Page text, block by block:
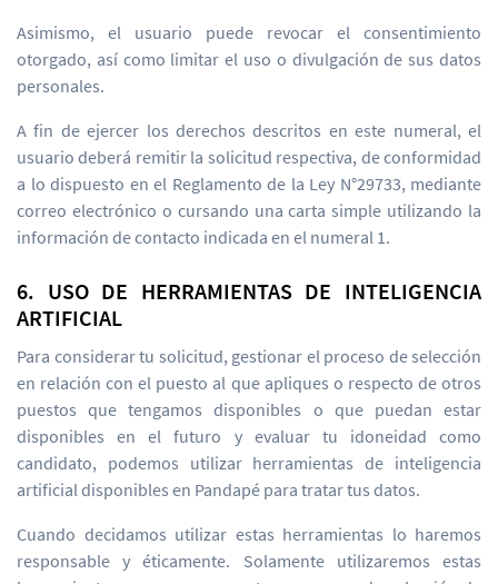
Asimismo, el usuario puede revocar el consentimiento
otorgado, así como limitar el uso o divulgación de sus datos
personales.
A fin de ejercer los derechos descritos en este numeral, el
usuario deberá remitir la solicitud respectiva, de conformidad
a lo dispuesto en el Reglamento de la Ley N°29733, mediante
correo electrónico o cursando una carta simple utilizando la
información de contacto indicada en el numeral 1.
6. USO DE HERRAMIENTAS DE INTELIGENCIA
ARTIFICIAL
Para considerar tu solicitud, gestionar el proceso de selección
en relación con el puesto al que apliques o respecto de otros
puestos que tengamos disponibles o que puedan estar
disponibles en el futuro y evaluar tu idoneidad como
candidato, podemos utilizar herramientas de inteligencia
artificial disponibles en Pandapé para tratar tus datos.
Cuando decidamos utilizar estas herramientas lo haremos
responsable y éticamente. Solamente utilizaremos estas